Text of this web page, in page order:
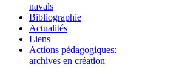
navals
Bibliographie
Actualités
Liens
Actions pédagogiques:
archives en création